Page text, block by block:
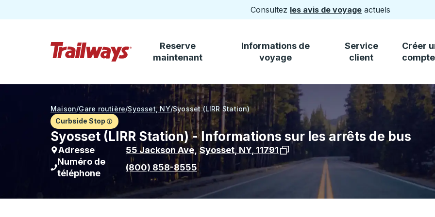
Consultez les avis de voyage actuels
Passez au contenu principal
Reserve
maintenant
Informations de
voyage
Service
client
Créer
compte
Maison/Gare routière/Syosset, NY/Syosset (LIRR Station)
Curbside Stop
Syosset (LIRR Station) - Informations sur les arrêts de bus
Adresse 55 Jackson Ave Syosset, NY, 11791 Voir l'emplacement de l'arrêt sur Google
Numéro de
téléphone
(800) 858-8555